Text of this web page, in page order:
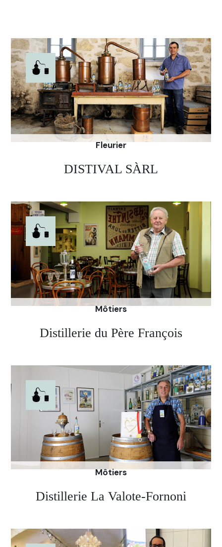
Fleurier
DISTIVAL SÀRL
Guizzardi distille ses Absinthes, L’Interdite et La
Magie Verte, dans le sous-sol de la bâtisse avec
des plantes de la vallée. Vous pouvez les déguster
sur place dans un café du 19ème siècle.
Site de la distillerie Distival
Môtiers
Distillerie du Père François
dans un bistrot "Années Absinthes" reconstitué. En
plus, vous y découvrirez un musée rempli des
objets que François Bezençon collecte et
collectionne depuis de nombreuses années.
Site de la distillerie Père François
Môtiers
Distillerie La Valote-Fornoni
il était clandestin, Lucien Fornoni présente sans